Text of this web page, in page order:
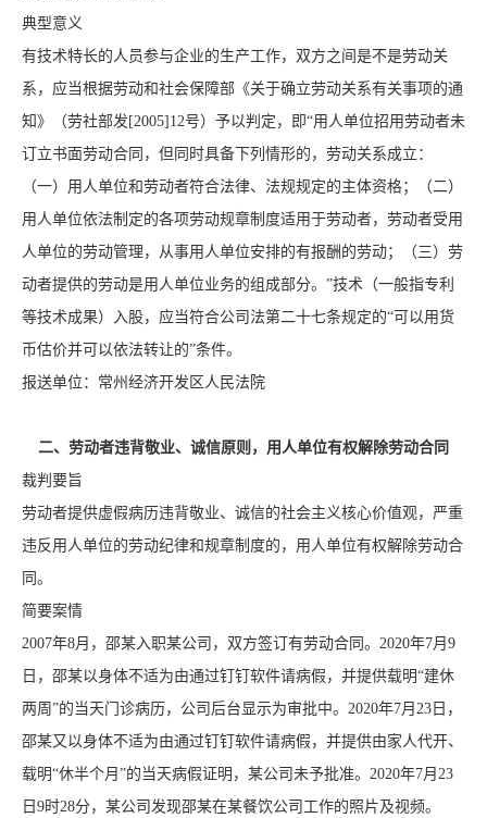
典型意义
有技术特长的人员参与企业的生产工作，双方之间是不是劳动关
系，应当根据劳动和社会保障部《关于确立劳动关系有关事项的通
知》（劳社部发[2005]12号）予以判定，即“用人单位招用劳动者未
订立书面劳动合同，但同时具备下列情形的，劳动关系成立：
（一）用人单位和劳动者符合法律、法规规定的主体资格；（二）
用人单位依法制定的各项劳动规章制度适用于劳动者，劳动者受用
人单位的劳动管理，从事用人单位安排的有报酬的劳动；（三）劳
动者提供的劳动是用人单位业务的组成部分。”技术（一般指专利
等技术成果）入股，应当符合公司法第二十七条规定的“可以用货
币估价并可以依法转让的”条件。
报送单位：常州经济开发区人民法院
二、劳动者违背敬业、诚信原则，用人单位有权解除劳动合同
裁判要旨
劳动者提供虚假病历违背敬业、诚信的社会主义核心价值观，严重
违反用人单位的劳动纪律和规章制度的，用人单位有权解除劳动合
同。
简要案情
2007年8月，邵某入职某公司，双方签订有劳动合同。2020年7月9
日，邵某以身体不适为由通过钉钉软件请病假，并提供载明“建休
两周”的当天门诊病历，公司后台显示为审批中。2020年7月23日，
邵某又以身体不适为由通过钉钉软件请病假，并提供由家人代开、
载明“休半个月”的当天病假证明，某公司未予批准。2020年7月23
日9时28分，某公司发现邵某在某餐饮公司工作的照片及视频。